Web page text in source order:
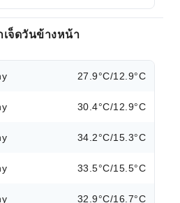
จ็ดวันข้างหน้า
27.9°C/12.9°C
30.4°C/12.9°C
34.2°C/15.3°C
33.5°C/15.5°C
32.9°C/16.7°C